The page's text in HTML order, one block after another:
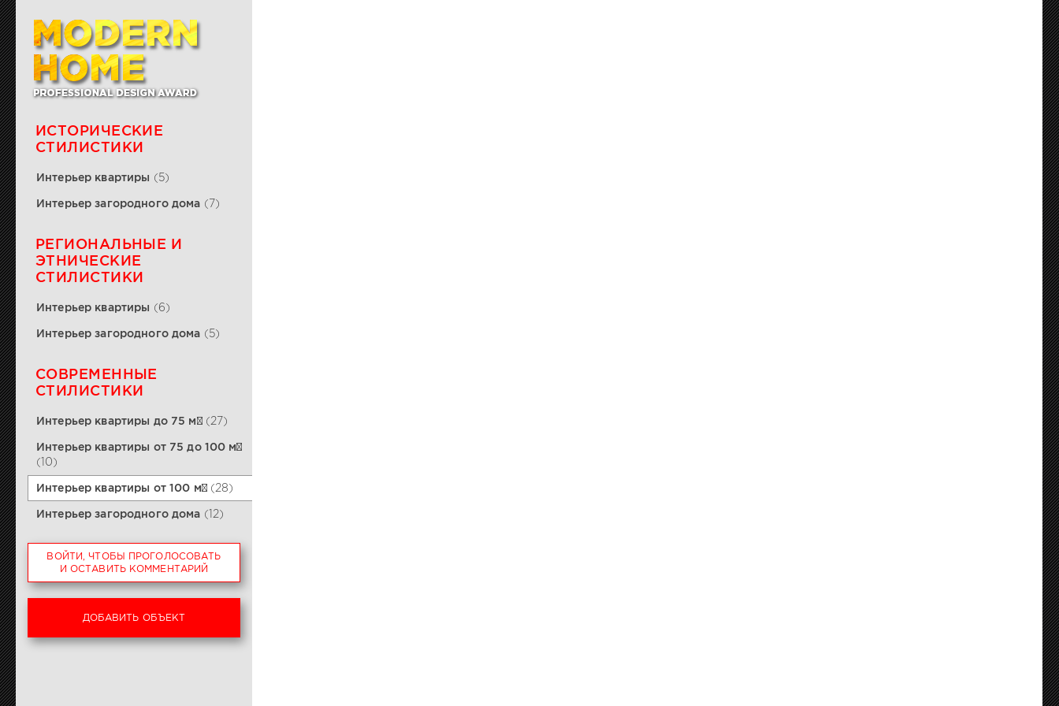
ИСТОРИЧЕСКИЕ
СТИЛИСТИКИ
Интерьер квартиры (5)
Интерьер загородного дома (7)
РЕГИОНАЛЬНЫЕ И
ЭТНИЧЕСКИЕ
СТИЛИСТИКИ
Интерьер квартиры (6)
Интерьер загородного дома (5)
СОВРЕМЕННЫЕ
СТИЛИСТИКИ
Интерьер квартиры до 75 м² (27)
Интерьер квартиры от 75 до 100 м²
(10)
Интерьер квартиры от 100 м² (28)
Интерьер загородного дома (12)
ВОЙТИ, ЧТОБЫ ПРОГОЛОСОВАТЬ
И ОСТАВИТЬ КОММЕНТАРИЙ
ДОБАВИТЬ ОБЪЕКТ